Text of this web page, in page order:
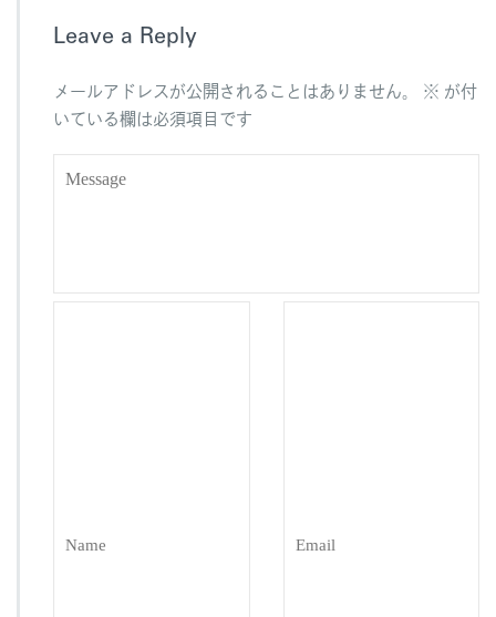
o
o
k
Leave a Reply
メールアドレスが公開されることはありません。 ※ が付
いている欄は必須項目です